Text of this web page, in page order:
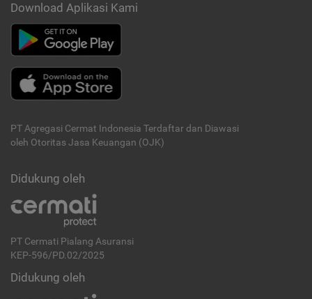
Download Aplikasi Kami
PT Agregasi Cermat Indonesia Terdaftar dan Diawasi
oleh Otoritas Jasa Keuangan (OJK)
Didukung oleh
PT Cermati Pialang Asuransi
KEP-596/PD.02/2025
Didukung oleh